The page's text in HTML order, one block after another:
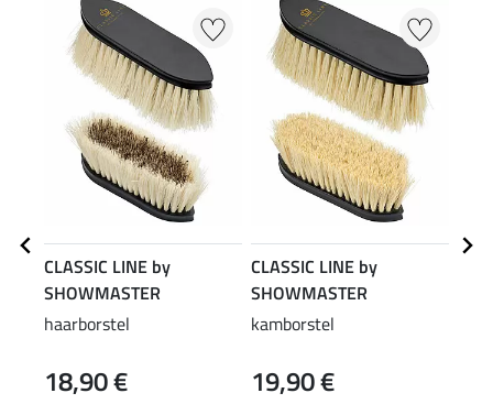
CLASSIC LINE by
SHOWMASTER
haarborstel
18,90 €
CLASSIC LINE by
SHOWMASTER
kamborstel
19,90 €